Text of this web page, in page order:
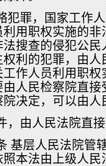
犯罪，国家工作
利用职权实施的
法搜查的侵犯公
权利的犯罪，由
工作人员利用职
由人民检察院直
院决定，可以由
，由人民法院直
基层人民法院管
照本法由上级人